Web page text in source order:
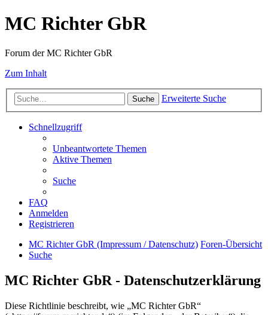
MC Richter GbR
Forum der MC Richter GbR
Zum Inhalt
Suche Erweiterte Suche
Schnellzugriff
Unbeantwortete Themen
Aktive Themen
Suche
FAQ
Anmelden
Registrieren
MC Richter GbR (Impressum / Datenschutz) Foren-Übersicht
Suche
MC Richter GbR - Datenschutzerklärung
Diese Richtlinie beschreibt, wie „MC Richter GbR“